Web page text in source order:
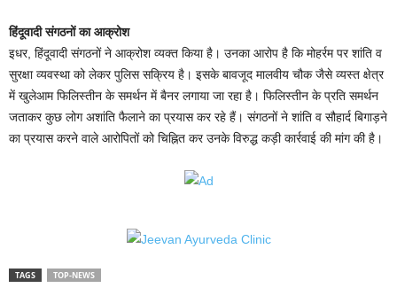
हिंदूवादी संगठनों का आक्रोश
इधर, हिंदूवादी संगठनों ने आक्रोश व्यक्त किया है। उनका आरोप है कि मोहर्रम पर शांति व
सुरक्षा व्यवस्था को लेकर पुलिस सक्रिय है। इसके बावजूद मालवीय चौक जैसे व्यस्त क्षेत्र
में खुलेआम फिलिस्तीन के समर्थन में बैनर लगाया जा रहा है। फिलिस्तीन के प्रति समर्थन
जताकर कुछ लोग अशांति फैलाने का प्रयास कर रहे हैं। संगठनों ने शांति व सौहार्द बिगाड़ने
का प्रयास करने वाले आरोपितों को चिह्नित कर उनके विरुद्ध कड़ी कार्रवाई की मांग की है।
TAGS TOP-NEWS